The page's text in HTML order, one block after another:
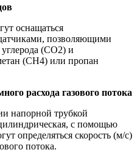
оснащаться
позволяющими
углерода (СО2) и
(СН4) или пропан
расхода газового потока
напорной трубкой
с помощью
определяться скорость (м/с)
потока.